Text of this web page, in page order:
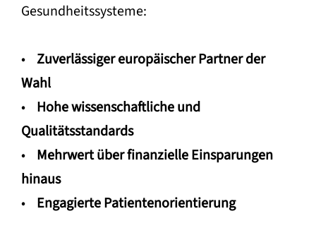
Gesundheitssysteme:
•Zuverlässiger europäischer Partner der
Wahl
• Hohe wissenschaftliche und
Qualitätsstandards
• Mehrwert über finanzielle Einsparungen
hinaus
• Engagierte Patientenorientierung